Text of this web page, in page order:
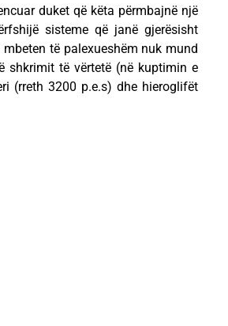
duket që këta përmbajnë një
sisteme që janë gjerësisht
të palexueshëm nuk mund
shkrimit të vërtetë (në kuptimin e
(rreth 3200 p.e.s) dhe hieroglifët